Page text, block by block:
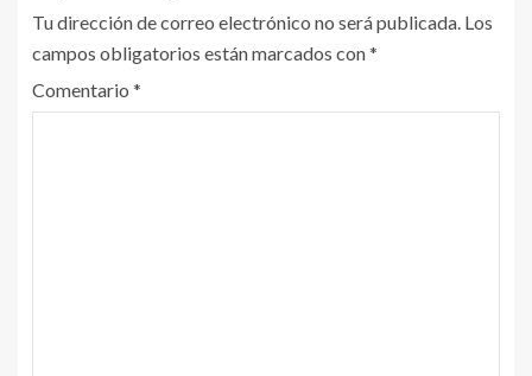
Tu dirección de correo electrónico no será publicada. Los
campos obligatorios están marcados con*
Comentario *